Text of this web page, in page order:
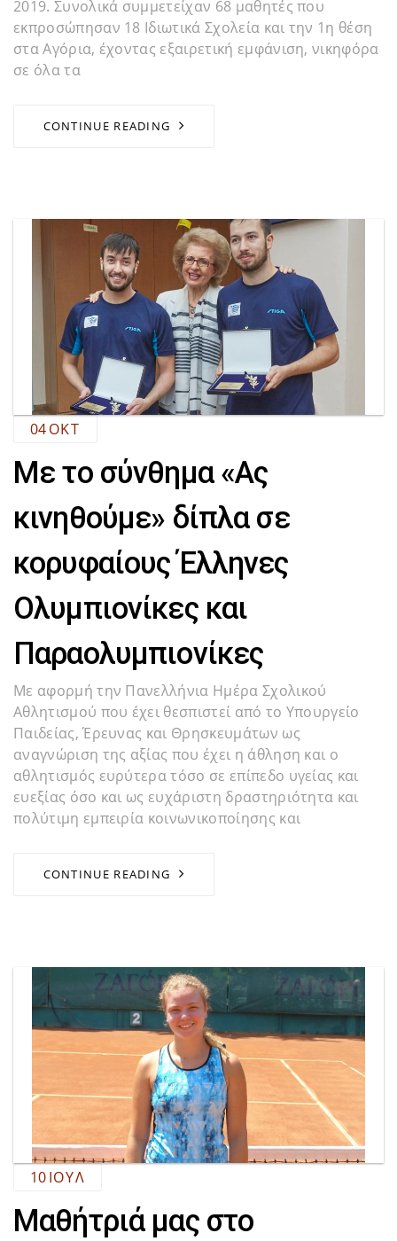
2019. Συνολικά συμμετείχαν 68 μαθητές που
εκπροσώπησαν 18 Ιδιωτικά Σχολεία και την 1η θέση
στα Αγόρια, έχοντας εξαιρετική εμφάνιση, νικηφόρα
σε όλα τα
CONTINUE READING
04ΟΚΤ
Με το σύνθημα «Ας
κινηθούμε» δίπλα σε
κορυφαίους Έλληνες
Ολυμπιονίκες και
Παραολυμπιονίκες
Με αφορμή την Πανελλήνια Ημέρα Σχολικού
Αθλητισμού που έχει θεσπιστεί από το Υπουργείο
Παιδείας, Έρευνας και Θρησκευμάτων ως
αναγνώριση της αξίας που έχει η άθληση και ο
αθλητισμός ευρύτερα τόσο σε επίπεδο υγείας και
ευεξίας όσο και ως ευχάριστη δραστηριότητα και
πολύτιμη εμπειρία κοινωνικοποίησης και
CONTINUE READING
10ΙΟΎΛ
Μαθήτριά μας στο